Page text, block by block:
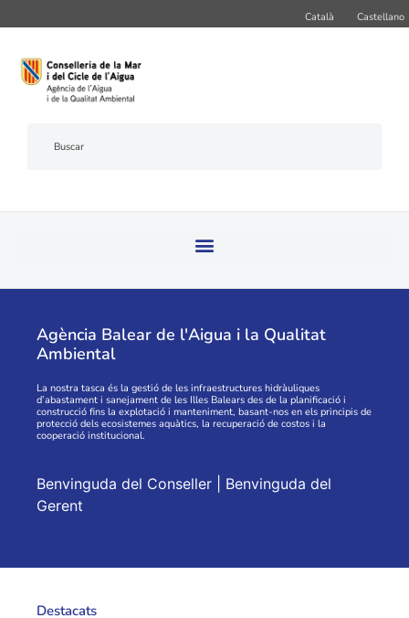
Català Castellano
Agència Balear de l'Aigua i la Qualitat
Ambiental
La nostra tasca és la gestió de les infraestructures hidràuliques
d’abastament i sanejament de les Illes Balears des de la planificació i
construcció fins la explotació i manteniment, basant-nos en els principis de
protecció dels ecosistemes aquàtics, la recuperació de costos i la
cooperació institucional.
Benvinguda del Conseller
Benvinguda del
Gerent
Destacats